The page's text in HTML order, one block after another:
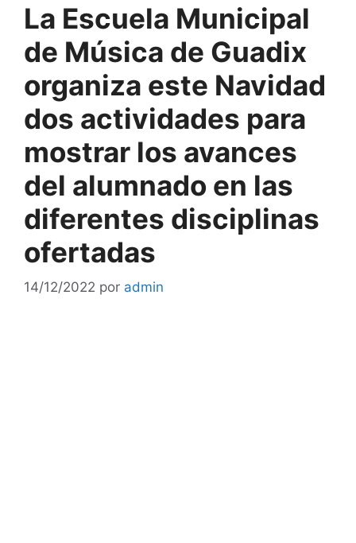
La Escuela Municipal
de Música de Guadix
organiza este Navidad
dos actividades para
mostrar los avances
del alumnado en las
diferentes disciplinas
ofertadas
14/12/2022 por admin